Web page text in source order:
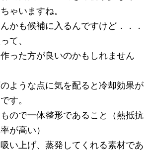
ゃいますね。
かも候補に入るんですけど．．．
て、
った方が良いのかもしれません
ような点に気を配ると冷却効果が
す。
ので一体整形であること（熱抵抗
が高い）
い上げ、蒸発してくれる素材であ